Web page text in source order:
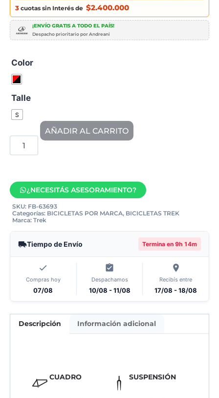
3 cuotas sin Interés de $2.400.000
¡ENVÍO GRATIS A TODO EL PAÍS!
Despacho prioritario por Andreani
Color
Talle
S
AÑADIR AL CARRITO
¿NECESITÁS ASESORAMIENTO?
SKU: FB-63693
Categorías: BICICLETAS POR MARCA, BICICLETAS TREK
Marca: Trek
Tiempo de Envío Termina en 9h 14m
Compras hoy
07/08
Despachamos
10/08 - 11/08
Recibís entre
17/08 - 18/08
Descripción Información adicional
CUADRO SUSPENSIÓN